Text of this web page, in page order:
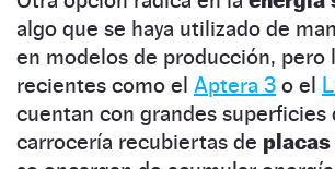
algo que se haya utilizado de
en modelos de producción, pero
recientes como el Aptera 3 o el
cuentan con grandes superficies
carrocería recubiertas de